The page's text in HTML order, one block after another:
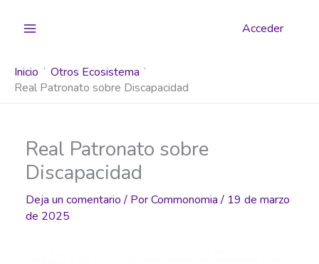
Acceder
Inicio
Otros Ecosistema
Real Patronato sobre Discapacidad
Real Patronato sobre
Discapacidad
Deja un comentario / PorCommonomia/ 19 de marzo
de 2025